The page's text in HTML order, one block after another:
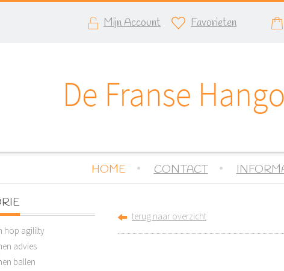
Mijn Account Favorieten
HOME CONTACT
hop agililty
advies
ballen
terug naar overzicht